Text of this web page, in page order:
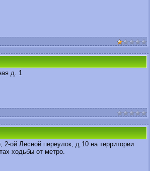
д. 1
ой Лесной переулок, д.10 на территории
ходьбы от метро.